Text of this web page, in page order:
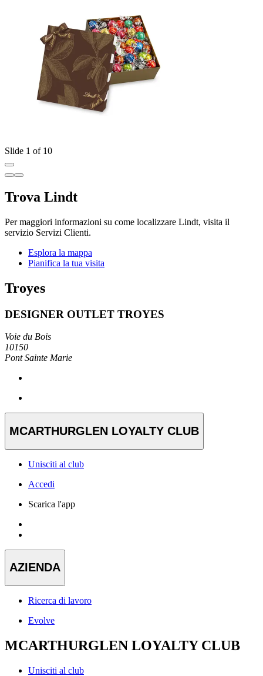
Slide 1 of 10
Trova Lindt
Per maggiori informazioni su come localizzare Lindt, visita il
servizio Servizi Clienti.
Esplora la mappa
Pianifica la tua visita
Troyes
DESIGNER OUTLET TROYES
Voie du Bois
10150
Pont Sainte Marie
MCARTHURGLEN LOYALTY CLUB
Unisciti al club
Accedi
Scarica l'app
AZIENDA
Ricerca di lavoro
Evolve
MCARTHURGLEN LOYALTY CLUB
Unisciti al club